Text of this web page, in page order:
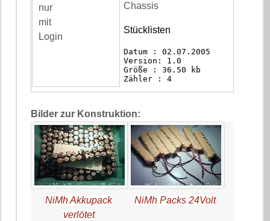
Chassis
Stücklisten
Datum : 02.07.2005
Version: 1.0
Größe : 36.50 kb
Zähler : 4
Bilder zur Konstruktion:
NiMh Akkupack
verlötet
NiMh Packs 24Volt